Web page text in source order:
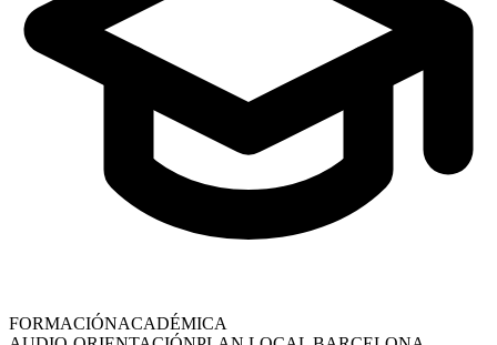
FORMACIÓNACADÉMICA